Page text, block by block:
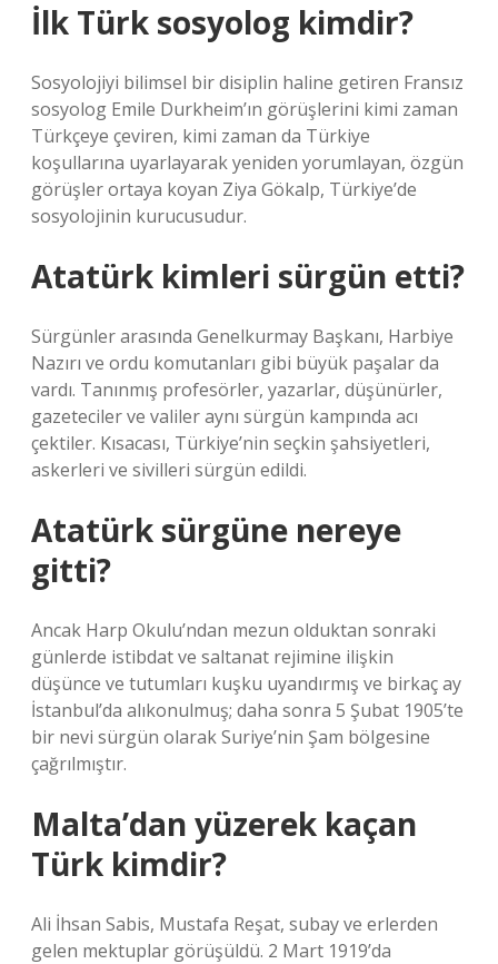
İlk Türk sosyolog kimdir?
Sosyolojiyi bilimsel bir disiplin haline getiren Fransız
sosyolog Emile Durkheim’ın görüşlerini kimi zaman
Türkçeye çeviren, kimi zaman da Türkiye
koşullarına uyarlayarak yeniden yorumlayan, özgün
görüşler ortaya koyan Ziya Gökalp, Türkiye’de
sosyolojinin kurucusudur.
Atatürk kimleri sürgün etti?
Sürgünler arasında Genelkurmay Başkanı, Harbiye
Nazırı ve ordu komutanları gibi büyük paşalar da
vardı. Tanınmış profesörler, yazarlar, düşünürler,
gazeteciler ve valiler aynı sürgün kampında acı
çektiler. Kısacası, Türkiye’nin seçkin şahsiyetleri,
askerleri ve sivilleri sürgün edildi.
Atatürk sürgüne nereye
gitti?
Ancak Harp Okulu’ndan mezun olduktan sonraki
günlerde istibdat ve saltanat rejimine ilişkin
düşünce ve tutumları kuşku uyandırmış ve birkaç ay
İstanbul’da alıkonulmuş; daha sonra 5 Şubat 1905’te
bir nevi sürgün olarak Suriye’nin Şam bölgesine
çağrılmıştır.
Malta’dan yüzerek kaçan
Türk kimdir?
Ali İhsan Sabis, Mustafa Reşat, subay ve erlerden
gelen mektuplar görüşüldü. 2 Mart 1919’da